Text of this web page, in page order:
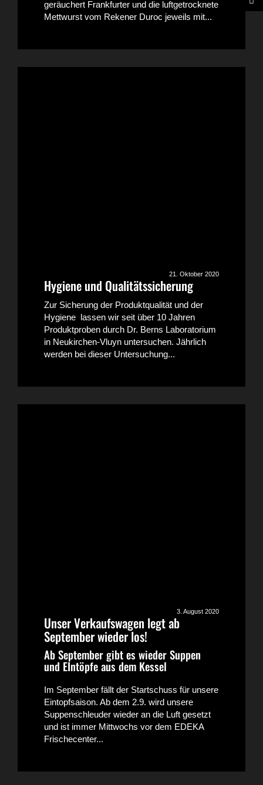
geräuchert Frankfurter und die luftgetrocknete
Mettwurst vom Rekener Duroc jeweils mit...
21. Oktober 2020
Hygiene und Qualitätssicherung
Zur Sicherung der Produktqualität und der
Hygiene lassen wir seit über 10 Jahren
Produktproben durch Dr. Berns Laboratorium
in Neukirchen-Vluyn untersuchen. Jährlich
werden bei dieser Untersuchung...
3. August 2020
Unser Verkaufswagen legt ab
September wieder los!
Ab September gibt es wieder Suppen
und EIntöpfe aus dem Kessel
Im September fällt der Startschuss für unsere
Eintopfsaison. Ab dem 2.9. wird unsere
Suppenschleuder wieder an die Luft gesetzt
und ist immer Mittwochs vor dem EDEKA
Frischecenter...